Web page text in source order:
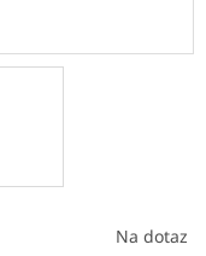
Na dotaz